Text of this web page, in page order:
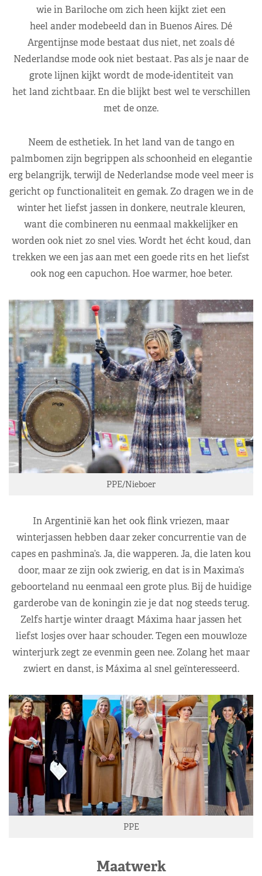
wie in Bariloche om zich heen kijkt ziet een
heel ander modebeeld dan in Buenos Aires. Dé
Argentijnse mode bestaat dus niet, net zoals dé
Nederlandse mode ook niet bestaat. Pas als je naar de
grote lijnen kijkt wordt de mode-identiteit van
het land zichtbaar. En die blijkt best wel te verschillen
met de onze.
Neem de esthetiek. In het land van de tango en
palmbomen zijn begrippen als schoonheid en elegantie
erg belangrijk, terwijl de Nederlandse mode veel meer is
gericht op functionaliteit en gemak. Zo dragen we in de
winter het liefst jassen in donkere, neutrale kleuren,
want die combineren nu eenmaal makkelijker en
worden ook niet zo snel vies. Wordt het écht koud, dan
trekken we een jas aan met een goede rits en het liefst
ook nog een capuchon. Hoe warmer, hoe beter.
PPE/Nieboer
In Argentinië kan het ook flink vriezen, maar
winterjassen hebben daar zeker concurrentie van de
capes en pashmina’s. Ja, die wapperen. Ja, die laten kou
door, maar ze zijn ook zwierig, en dat is in Maxima’s
geboorteland nu eenmaal een grote plus. Bij de huidige
garderobe van de koningin zie je dat nog steeds terug.
Zelfs hartje winter draagt Máxima haar jassen het
liefst losjes over haar schouder. Tegen een mouwloze
winterjurk zegt ze evenmin geen nee. Zolang het maar
zwiert en danst, is Máxima al snel geïnteresseerd.
PPE
Maatwerk